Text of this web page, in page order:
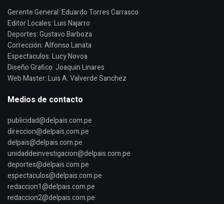
Gerente General: Eduardo Torres Carrasco.
Editor Locales: Luis Najarro
Deportes: Gustavo Barboza
Corrección: Alfonso Lanata
Espectaculos: Lucy Novoa
Diseño Grafico: Joaquin Linares
Web Master: Luis A. Valverde Sanchez
Medios de contacto
publicidad@delpais.com.pe
direccion@delpais.com.pe
delpais@delpais.com.pe
unidaddeinvestigacion@delpais.com.pe
deportes@delpais.com.pe
espectaculos@delpais.com.pe
redaccion1@delpais.com.pe
redaccion2@delpais.com.pe